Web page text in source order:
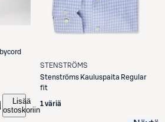
Lisää
ostoskoriin
STENSTRÖMS
Stenströms Kauluspaita Regular
fit
1 väriä